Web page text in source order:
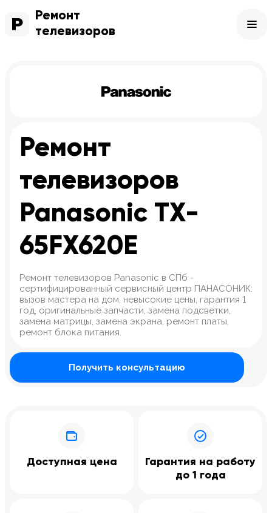
Ремонт
телевизоров
Ремонт
телевизоров
Panasonic TX-
65FX620E
Ремонт телевизоров Panasonic в СПб -
сертифицированный сервисный центр ПАНАСОНИК:
вызов мастера на дом, невысокие цены, гарантия 1
год, оригинальные запчасти, замена подсветки,
замена матрицы, замена экрана, ремонт платы,
ремонт блока питания.
Получить консультацию
Доступная цена
Гарантия на работу
до 1 года